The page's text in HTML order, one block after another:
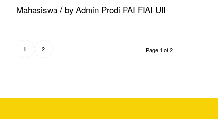
Mahasiswa / by Admin Prodi PAI FIAI UII
Page 1 of 2
1 2